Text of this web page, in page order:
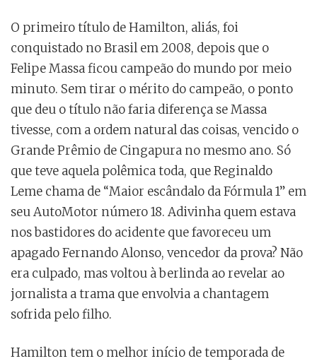
O primeiro título de Hamilton, aliás, foi
conquistado no Brasil em 2008, depois que o
Felipe Massa ficou campeão do mundo por meio
minuto. Sem tirar o mérito do campeão, o ponto
que deu o título não faria diferença se Massa
tivesse, com a ordem natural das coisas, vencido o
Grande Prêmio de Cingapura no mesmo ano. Só
que teve aquela polêmica toda, que Reginaldo
Leme chama de “Maior escândalo da Fórmula 1” em
seu AutoMotor número 18. Adivinha quem estava
nos bastidores do acidente que favoreceu um
apagado Fernando Alonso, vencedor da prova? Não
era culpado, mas voltou à berlinda ao revelar ao
jornalista a trama que envolvia a chantagem
sofrida pelo filho.
Hamilton tem o melhor início de temporada de